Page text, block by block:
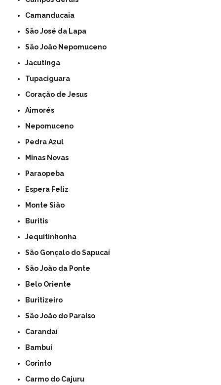
Camanducaia
São José da Lapa
São João Nepomuceno
Jacutinga
Tupaciguara
Coração de Jesus
Aimorés
Nepomuceno
Pedra Azul
Minas Novas
Paraopeba
Espera Feliz
Monte Sião
Buritis
Jequitinhonha
São Gonçalo do Sapucaí
São João da Ponte
Belo Oriente
Buritizeiro
São João do Paraíso
Carandaí
Bambuí
Corinto
Carmo do Cajuru